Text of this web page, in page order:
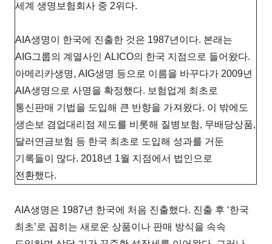
세계 생명보험회사 중 2위다.
AIA생명이 한국에 진출한 것은 1987년이다. 본래는
AIG그룹의 계열사인 ALICO의 한국 지점으로 들어왔다.
아메리카생명, AIG생명 등으로 이름을 바꾸다가 2009년
AIA생명으로 사명을 확정했다. 보험업계 최초로
통신판매 기법을 도입해 큰 반향을 가져왔다. 이 밖에도
생손보 겸업대리점 제도를 비롯해 질병보험, 무배당상품,
달러연금보험 등 한국 최초로 도입해 성과를 거둔
기록들이 많다. 2018년 1월 지점에서 법인으로
전환했다.
AIA생명은 1987년 한국에 처음 진출했다. 진출 후 ‘한국
최초’로 꼽히는 새로운 상품이나 판매 방식을 속속